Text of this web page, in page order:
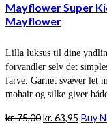
Mayflower Super
Mayflower
Lilla luksus til dine
forvandler selv det
farve. Garnet svæver let
mohair og silke giver
kr.75,00Den
kr.63,95 Den
Buy